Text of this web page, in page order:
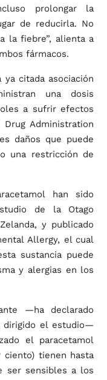
prolongar la
de reducirla. No
la fiebre”, alienta a
fármacos.
citada asociación
una dosis
a sufrir efectos
Administration
daños que puede
una restricción de
han sido
de la Otago
y publicado
Allergy, el cual
sustancia puede
y alergias en los
—ha declarado
dirigido el estudio—
el paracetamol
tienen hasta
ser sensibles a los